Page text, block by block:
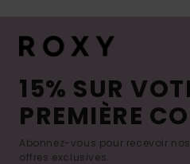
15% SUR
PREMIÈRE
Abonnez-vous pour recevoir
offres exclusives.